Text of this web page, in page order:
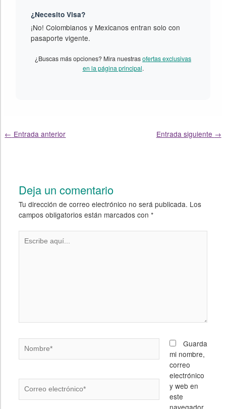
¿Necesito Visa?
¡No! Colombianos y Mexicanos entran solo con
pasaporte vigente.
¿Buscas más opciones? Mira nuestrasofertas exclusivas
en la página principal.
← Entrada anterior Entrada siguiente →
Deja un comentario
Tu dirección de correo electrónico no será publicada. Los
campos obligatorios están marcados con *
aquí...
electrónico*
Guarda
mi nombre,
correo
electrónico
y web en
este
navegador